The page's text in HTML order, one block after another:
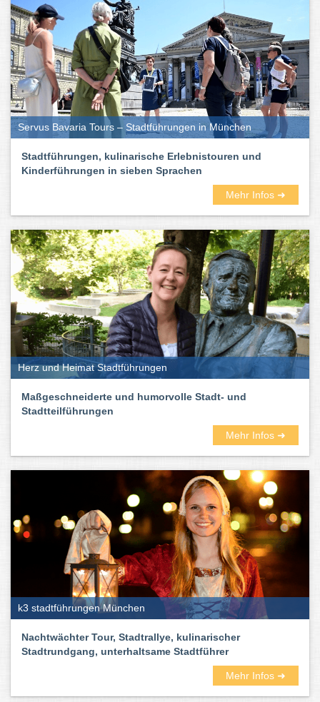
Servus Bavaria Tours – Stadtführungen in München
Stadtführungen, kulinarische Erlebnistouren und
Kinderführungen in sieben Sprachen
Mehr Infos ➜
Herz und Heimat Stadtführungen
Maßgeschneiderte und humorvolle Stadt- und
Stadtteilführungen
Mehr Infos ➜
k3 stadtführungen München
Nachtwächter Tour, Stadtrallye, kulinarischer
Stadtrundgang, unterhaltsame Stadtführer
Mehr Infos ➜